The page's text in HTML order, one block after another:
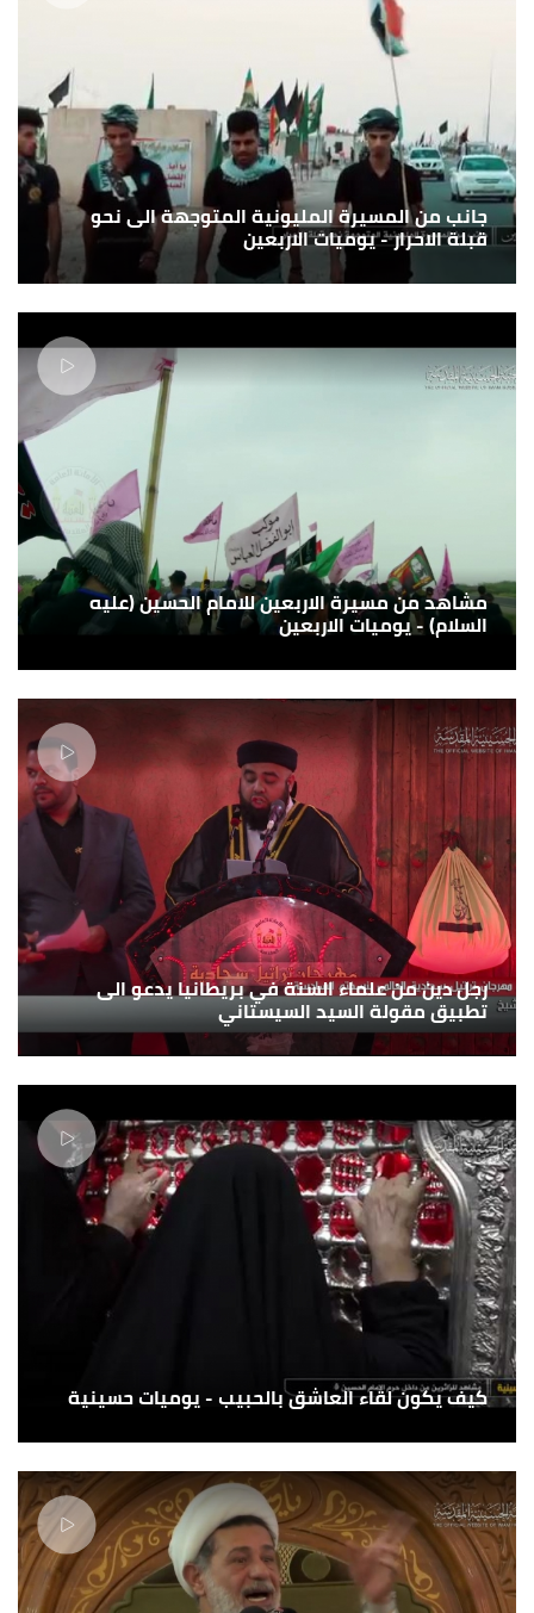
جانب من المسيرة المليونية المتوجهة الى نحو
قبلة الاحرار - يوميات الاربعين
مشاهد من مسيرة الاربعين للامام الحسين (عليه
السلام) - يوميات الاربعين
رجل دين من علماء السنة في بريطانيا يدعو الى
تطبيق مقولة السيد السيستاني
كيف يكون لقاء العاشق بالحبيب - يوميات حسينية